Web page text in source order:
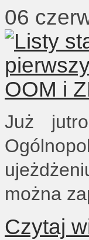
06
Już
można
Czytaj